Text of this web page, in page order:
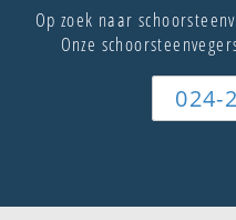
Op zoek naar
Onze
024-